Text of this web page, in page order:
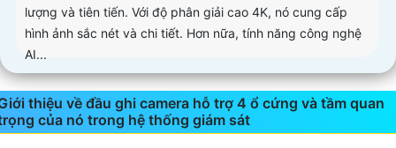
lượng và tiên tiến. Với độ phân giải cao 4K, nó cung cấp
hình ảnh sắc nét và chi tiết. Hơn nữa, tính năng công nghệ
AI...
thiệu về đầu ghi camera hỗ trợ 4 ổ cứng và tầm quan
của nó trong hệ thống giám sát